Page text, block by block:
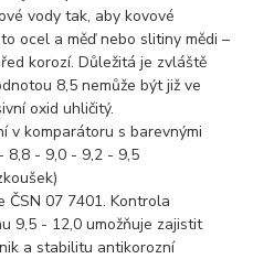
vody tak, aby kovové
ocel a měď nebo slitiny mědi –
korozí. Důležitá je zvláště
8,5 nemůže být již ve
oxid uhličitý.
v komparátoru s barevnými
8,8 - 9,0 - 9,2 - 9,5
ČSN 07 7401. Kontrola
9,5 - 12,0 umožňuje zajistit
a stabilitu antikorozní